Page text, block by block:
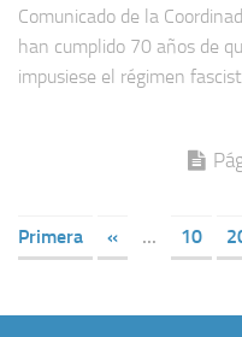
Comunicado de la
han cumplido 70 años de
impusiese el régimen
Primera
« ... 10